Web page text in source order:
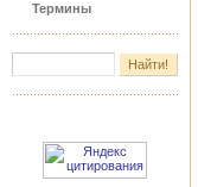
Термины